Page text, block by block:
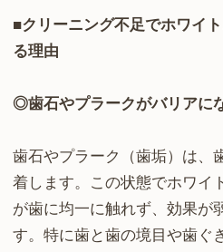
■クリーニング不足でホワイ
る理由
◎歯石やプラークがバリアに
歯石やプラーク（歯垢）は、
着します。この状態でホワイ
が歯に均一に触れず、効果が
す。特に歯と歯の境目や歯ぐ